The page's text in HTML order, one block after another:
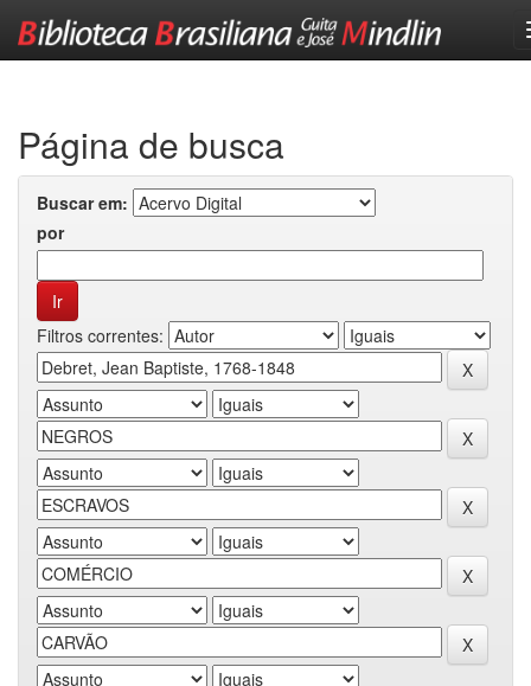
Página de busca
Buscar em:
por
Filtros correntes: